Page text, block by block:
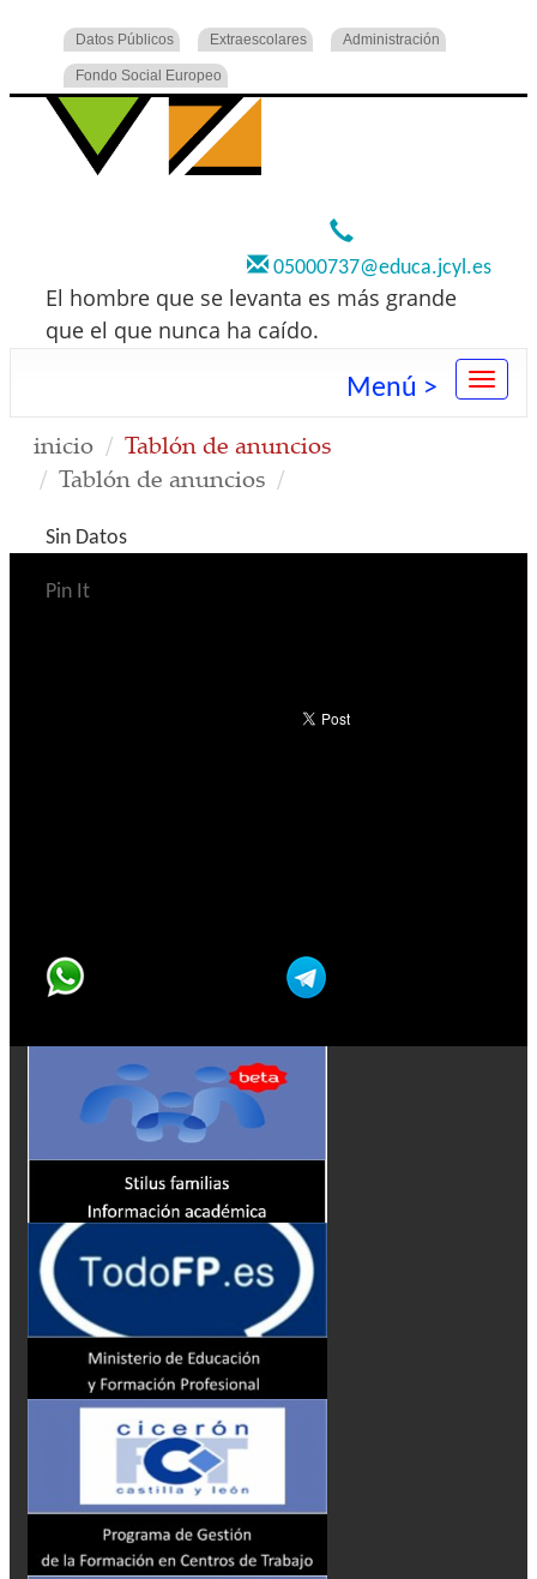
Datos Públicos Extraescolares Administración
Fondo Social Europeo
05000737@educa.jcyl.es
El hombre que se levanta es más grande
que el que nunca ha caído.
Menú >
inicio
Tablón de anuncios
Tablón de anuncios
Sin Datos
Pin It